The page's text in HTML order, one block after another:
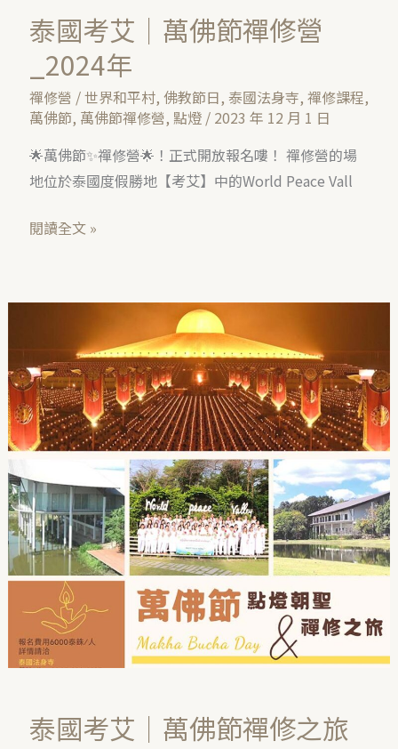
泰國考艾｜萬佛節禪修營
_2024年
禪修營 /世界和平村, 佛教節日, 泰國法身寺, 禪修課程,
萬佛節, 萬佛節禪修營, 點燈/ 2023 年 12 月 1 日
🌟萬佛節✨禪修營🌟！正式開放報名嘍！ 禪修營的場
地位於泰國度假勝地【考艾】中的World Peace Vall
閱讀全文 »
泰國考艾｜萬佛節禪修之旅
考
艾
｜
萬
節
禪
修
之
_2023
年